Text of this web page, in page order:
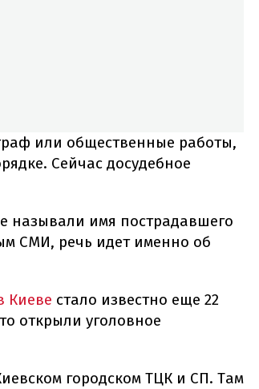
или общественные работы,
Сейчас досудебное
называли имя пострадавшего
СМИ, речь идет именно об
Киеве стало известно еще 22
открыли уголовное
городском ТЦК и СП. Там